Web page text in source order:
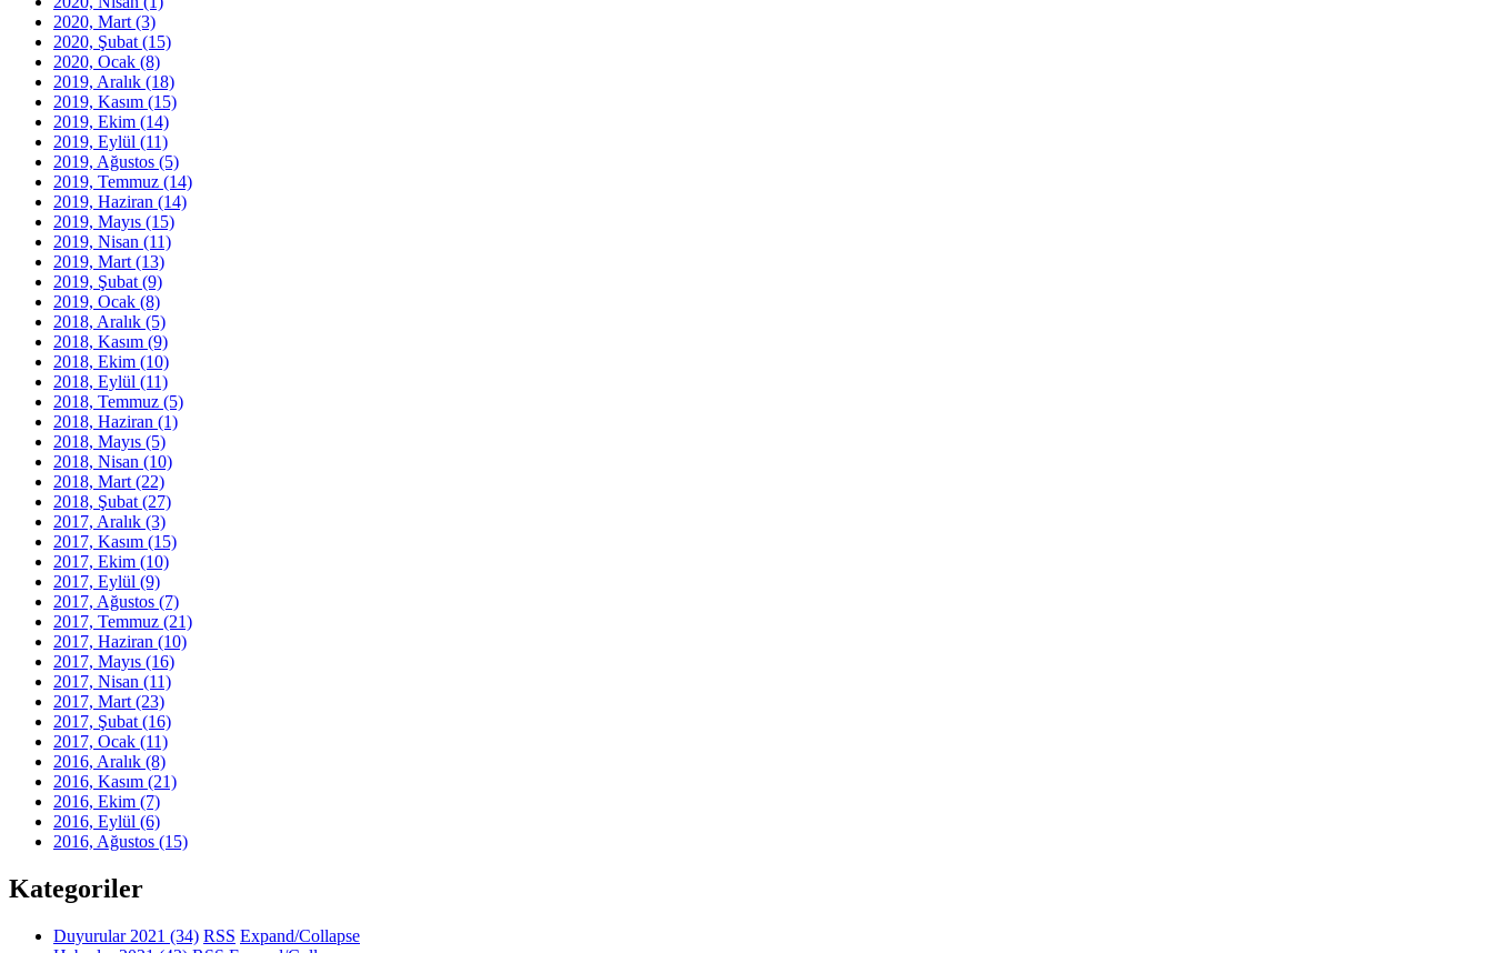
2020, Mart (3)
2020, Şubat (15)
2020, Ocak (8)
2019, Aralık (18)
2019, Kasım (15)
2019, Ekim (14)
2019, Eylül (11)
2019, Ağustos (5)
2019, Temmuz (14)
2019, Haziran (14)
2019, Mayıs (15)
2019, Nisan (11)
2019, Mart (13)
2019, Şubat (9)
2019, Ocak (8)
2018, Aralık (5)
2018, Kasım (9)
2018, Ekim (10)
2018, Eylül (11)
2018, Temmuz (5)
2018, Haziran (1)
2018, Mayıs (5)
2018, Nisan (10)
2018, Mart (22)
2018, Şubat (27)
2017, Aralık (3)
2017, Kasım (15)
2017, Ekim (10)
2017, Eylül (9)
2017, Ağustos (7)
2017, Temmuz (21)
2017, Haziran (10)
2017, Mayıs (16)
2017, Nisan (11)
2017, Mart (23)
2017, Şubat (16)
2017, Ocak (11)
2016, Aralık (8)
2016, Kasım (21)
2016, Ekim (7)
2016, Eylül (6)
2016, Ağustos (15)
Kategoriler
Duyurular 2021 (34) RSS Expand/Collapse